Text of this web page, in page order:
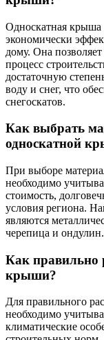
Односкатная крыша
экономически
дому. Она
процесс
достаточную
воду и снег, что
снегоскатов.
Как выбрать
односкатной
При выборе
необходимо
стоимость,
условия региона.
являются
черепица и ондулин.
Как правильно
крыши?
Для правильного
необходимо
климатические